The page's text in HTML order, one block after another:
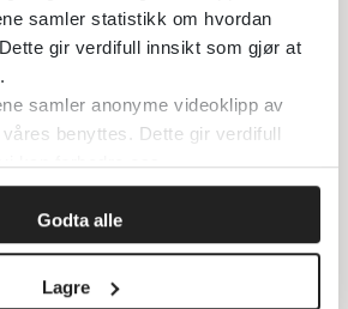
samler statistikk om hvordan
gir verdifull innsikt som gjør at
samler anonyme videoklipp av
benyttes. Dette gir verdifull
kan forbedre oss.
Godta alle
Lagre
både ringer og staver,
og relateres til de
avsnitt av radiolog og
så utregnes etter formel.
klinisk mistanke om
Relevante
for sakral anomali og
inkludert rtg